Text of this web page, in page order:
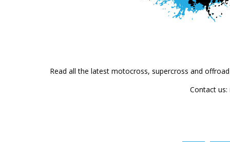
Read all the latest motocross, supercross and
Contact us: